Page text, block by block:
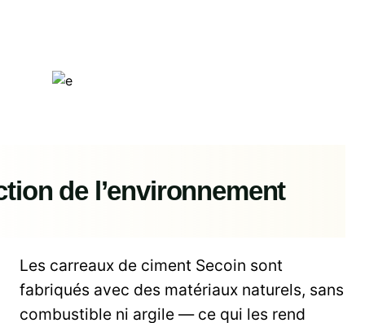
de l’environnement
Les carreaux de ciment Secoin sont
fabriqués avec des matériaux naturels, sans
combustible ni argile — ce qui les rend